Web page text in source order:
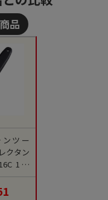
ツー
クタン
1個
1個）